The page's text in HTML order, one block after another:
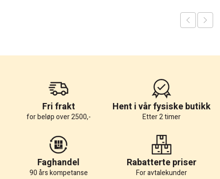
Fri frakt
for beløp over 2500,-
Hent i vår fysiske butikk
Etter 2 timer
Faghandel
90 års kompetanse
Rabatterte priser
For avtalekunder